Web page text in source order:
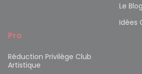
Le
Idées
Pro
Réduction Privilège Club
Artistique